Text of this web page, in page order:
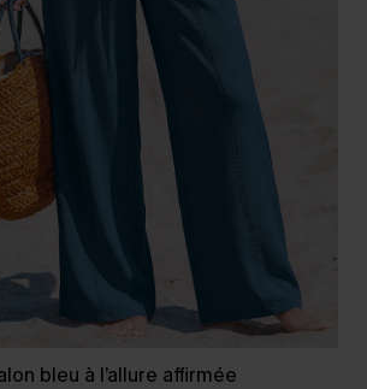
bleu à l’allure affirmée